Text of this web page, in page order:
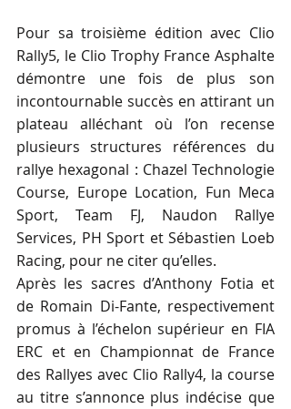
Pour sa troisième édition avec Clio
Rally5, le Clio Trophy France Asphalte
démontre une fois de plus son
incontournable succès en attirant un
plateau alléchant où l’on recense
plusieurs structures références du
rallye hexagonal : Chazel Technologie
Course, Europe Location, Fun Meca
Sport, Team FJ, Naudon Rallye
Services, PH Sport et Sébastien Loeb
Racing, pour ne citer qu’elles.
Après les sacres d’Anthony Fotia et
de Romain Di-Fante, respectivement
promus à l’échelon supérieur en FIA
ERC et en Championnat de France
des Rallyes avec Clio Rally4, la course
au titre s’annonce plus indécise que